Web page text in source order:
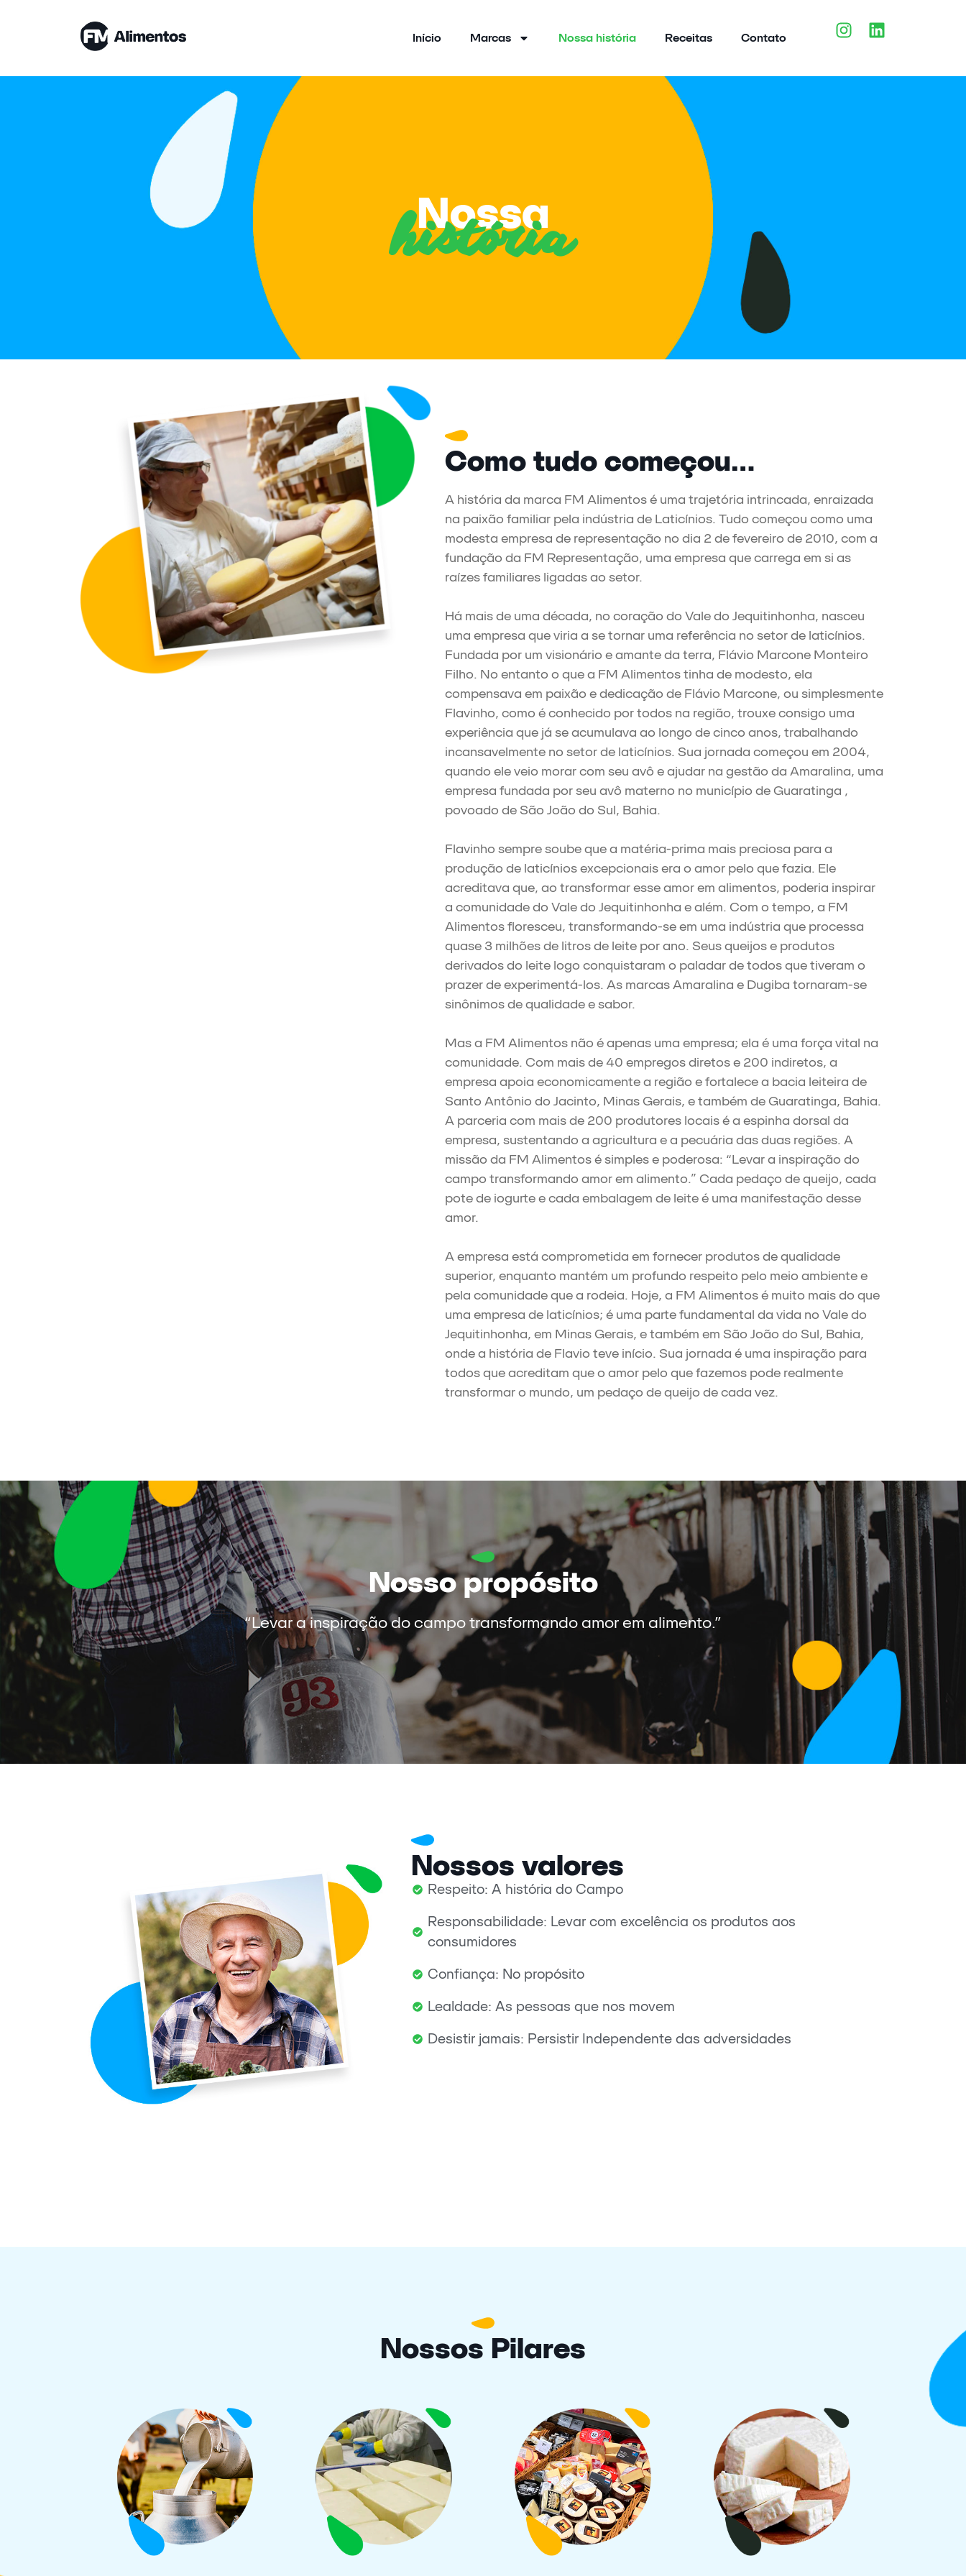
Início Marcas Nossa história Receitas Contato
Nossa
história
Como tudo começou...
A história da marca FM Alimentos é uma trajetória intrincada, enraizada
na paixão familiar pela indústria de Laticínios. Tudo começou como uma
modesta empresa de representação no dia 2 de fevereiro de 2010, com a
fundação da FM Representação, uma empresa que carrega em si as
raízes familiares ligadas ao setor.
Há mais de uma década, no coração do Vale do Jequitinhonha, nasceu
uma empresa que viria a se tornar uma referência no setor de laticínios.
Fundada por um visionário e amante da terra, Flávio Marcone Monteiro
Filho. No entanto o que a FM Alimentos tinha de modesto, ela
compensava em paixão e dedicação de Flávio Marcone, ou simplesmente
Flavinho, como é conhecido por todos na região, trouxe consigo uma
experiência que já se acumulava ao longo de cinco anos, trabalhando
incansavelmente no setor de laticínios. Sua jornada começou em 2004,
quando ele veio morar com seu avô e ajudar na gestão da Amaralina, uma
empresa fundada por seu avô materno no município de Guaratinga ,
povoado de São João do Sul, Bahia.
Flavinho sempre soube que a matéria-prima mais preciosa para a
produção de laticínios excepcionais era o amor pelo que fazia. Ele
acreditava que, ao transformar esse amor em alimentos, poderia inspirar
a comunidade do Vale do Jequitinhonha e além. Com o tempo, a FM
Alimentos floresceu, transformando-se em uma indústria que processa
quase 3 milhões de litros de leite por ano. Seus queijos e produtos
derivados do leite logo conquistaram o paladar de todos que tiveram o
prazer de experimentá-los. As marcas Amaralina e Dugiba tornaram-se
sinônimos de qualidade e sabor.
Mas a FM Alimentos não é apenas uma empresa; ela é uma força vital na
comunidade. Com mais de 40 empregos diretos e 200 indiretos, a
empresa apoia economicamente a região e fortalece a bacia leiteira de
Santo Antônio do Jacinto, Minas Gerais, e também de Guaratinga, Bahia.
A parceria com mais de 200 produtores locais é a espinha dorsal da
empresa, sustentando a agricultura e a pecuária das duas regiões. A
missão da FM Alimentos é simples e poderosa: “Levar a inspiração do
campo transformando amor em alimento.” Cada pedaço de queijo, cada
pote de iogurte e cada embalagem de leite é uma manifestação desse
amor.
A empresa está comprometida em fornecer produtos de qualidade
superior, enquanto mantém um profundo respeito pelo meio ambiente e
pela comunidade que a rodeia. Hoje, a FM Alimentos é muito mais do que
uma empresa de laticínios; é uma parte fundamental da vida no Vale do
Jequitinhonha, em Minas Gerais, e também em São João do Sul, Bahia,
onde a história de Flavio teve início. Sua jornada é uma inspiração para
todos que acreditam que o amor pelo que fazemos pode realmente
transformar o mundo, um pedaço de queijo de cada vez.
Nosso propósito
“Levar a inspiração do campo transformando amor em alimento.”
Nossos valores
Respeito: A história do Campo
Responsabilidade: Levar com excelência os produtos aos
consumidores
Confiança: No propósito
Lealdade: As pessoas que nos movem
Desistir jamais: Persistir Independente das adversidades
Nossos Pilares